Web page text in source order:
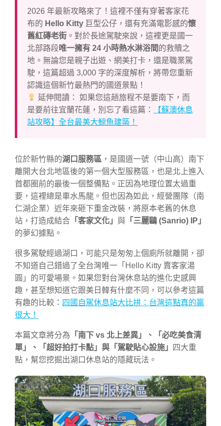
2026 年最新攻略來了！這裡不僅有穿著客家花
布的 Hello Kitty 巨型公仔，還有充滿電影感的懷
舊紅磚老街 。對於長途駕駛來說，這裡更是國一
北部路段唯一擁有 24 小時熱水淋浴間的救贖之
地。無論您是親子出遊、網美打卡，還是職業駕
駛，這篇超過 3,000 字的深度解析，將帶您重新
認識這個新竹最熱門的國道景點！
延伸閱讀： 如果您這趟旅程不是要南下，而
是要前往宜蘭花蓮，別忘了看這篇：
【蘇澳休息
站攻略】全台最美大鯨魚建築！
位於新竹縣的湖口服務區 ，是國道一號（中山高）南下
離開大台北地區後的第一個大型服務區，也是北上進入
首都圈前的最後一個整備點。正因為地理位置太過重
要，這裡總是車水馬龍。但也因為如此，經營團隊（南
仁湖企業）近年來砸下重金改裝，將原本老舊的休息
站，打造成結合 「客家文化」 與 「三麗鷗 (Sanrio) IP」
的夢幻據點。
很多駕駛經過湖口，可能只是匆匆上個廁所就離開，卻
不知道自己錯過了全台灣唯一「Hello Kitty 賣客家湯
圓」的可愛場景。如果您對台灣休息站的進化史感興
趣，甚至想知道它跟美日韓有什麼不同，可以參考這篇
有趣的比較： 四國自駕休息站大比拼：台灣這點真的贏
很大！
本篇文章將分為 「南下 vs 北上差異」、「必吃美食清
單」、「超好拍打卡點」與「駕駛貼心設施」
四大重
點，幫您挖掘出湖口休息站的隱藏玩法。